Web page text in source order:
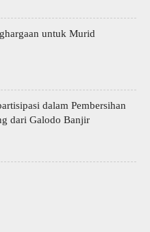
untuk Murid
dalam Pembersihan
dari Galodo Banjir